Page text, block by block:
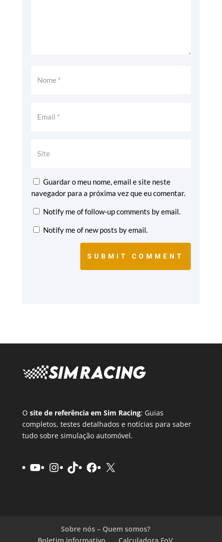
Guardar o meu nome, email e site neste
navegador para a próxima vez que eu comentar.
Notify me of follow-up comments by email.
Notify me of new posts by email.
SUBMIT COMMENT
O site de referência em Sim Racing: Guias
completos, testes detalhados e notícias para saber
tudo sobre simulação automóvel.
YouTube
Instagram
TikTokFacebook
X
Sobre nós – Quem somos?
Boletim informativo
Calculadora FoV